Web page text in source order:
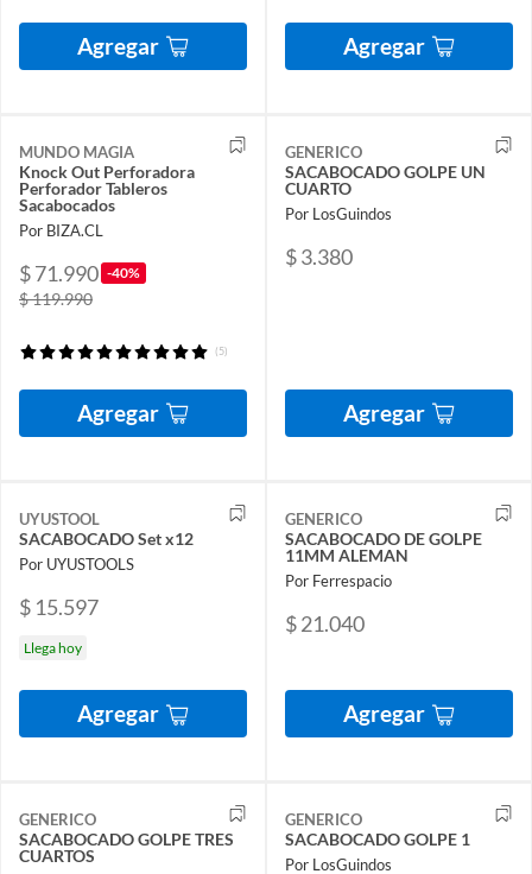
Agregar Agregar
MUNDO MAGIA
Knock Out Perforadora
Perforador Tableros
Sacabocados
Por BIZA.CL
$ 71.990 -40%
$ 119.990
(5)
Agregar
GENERICO
SACABOCADO GOLPE UN
CUARTO
Por LosGuindos
$ 3.380
Agregar
UYUSTOOL
SACABOCADO Set x12
Por UYUSTOOLS
$ 15.597
Llega hoy
Agregar
GENERICO
SACABOCADO DE GOLPE
11MM ALEMAN
Por Ferrespacio
$ 21.040
Agregar
GENERICO
SACABOCADO GOLPE TRES
CUARTOS
GENERICO
SACABOCADO GOLPE 1
Por LosGuindos